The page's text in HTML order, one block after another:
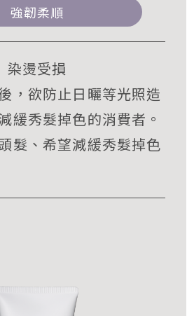
強韌柔順
染燙受損
，欲防止日曬等光照造
緩秀髮掉色的消費者。
髮、希望減緩秀髮掉色